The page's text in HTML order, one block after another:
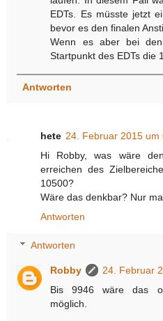
EDTs. Es müsste jetzt
bevor es den finalen
Wenn es aber bei
Startpunkt des EDTs die
Antworten
hete 24. Februar 2015 um
Hi Robby, was wäre
erreichen des
10500?
Wäre das denkbar? Nur
Antworten
Antworten
Robby
24. Februar
Bis 9946 wäre das
möglich.